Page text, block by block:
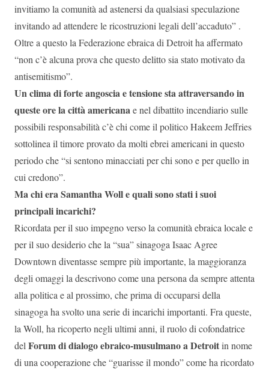
invitiamo la comunità ad astenersi da qualsiasi speculazione
invitando ad attendere le ricostruzioni legali dell’accaduto” .
Oltre a questo la Federazione ebraica di Detroit ha affermato
“non c’è alcuna prova che questo delitto sia stato motivato da
antisemitismo”.
Un clima di forte angoscia e tensione sta attraversando in
queste ore la città americanae nel dibattito incendiario sulle
possibili responsabilità c’è chi come il politico Hakeem Jeffries
sottolinea il timore provato da molti ebrei americani in questo
periodo che “si sentono minacciati per chi sono e per quello in
cui credono”.
Ma chi era Samantha Woll e quali sono stati i suoi
principali incarichi?
Ricordata per il suo impegno verso la comunità ebraica locale e
per il suo desiderio che la “sua” sinagoga Isaac Agree
Downtown diventasse sempre più importante, la maggioranza
degli omaggi la descrivono come una persona da sempre attenta
alla politica e al prossimo, che prima di occuparsi della
sinagoga ha svolto una serie di incarichi importanti. Fra queste,
la Woll, ha ricoperto negli ultimi anni, il ruolo di cofondatrice
del Forum di dialogo ebraico-musulmano a Detroitin nome
di una cooperazione che “guarisse il mondo” come ha ricordato